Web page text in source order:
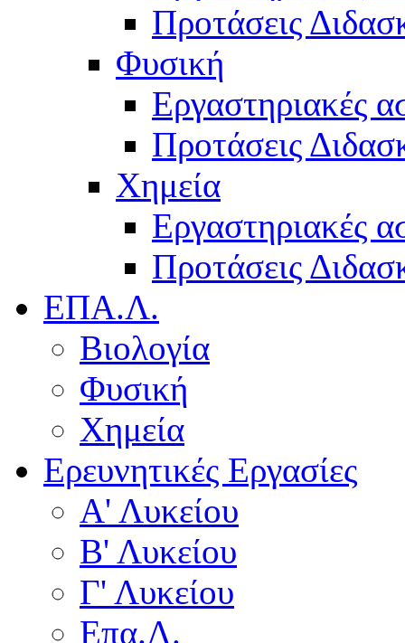
Προτάσεις
Φυσική
Εργαστηριακές
Προτάσεις
Χημεία
Εργαστηριακές
Προτάσεις
ΕΠΑ.Λ.
Βιολογία
Φυσική
Χημεία
Ερευνητικές Εργασίες
Α' Λυκείου
Β' Λυκείου
Γ' Λυκείου
Επα.Λ.